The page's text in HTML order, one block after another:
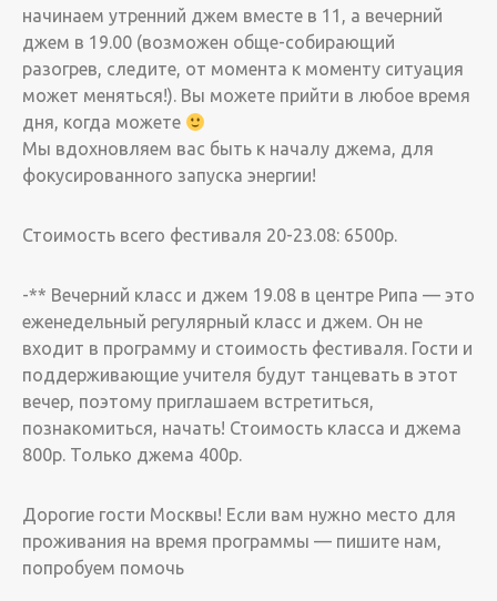
начинаем утренний джем вместе в 11, а вечерний
джем в 19.00 (возможен обще-собирающий
разогрев, следите, от момента к моменту ситуация
может меняться!). Вы можете прийти в любое время
дня, когда можете
Мы вдохновляем вас быть к началу джема, для
фокусированного запуска энергии!
Стоимость всего фестиваля 20-23.08: 6500р.
-** Вечерний класс и джем 19.08 в центре Рипа — это
еженедельный регулярный класс и джем. Он не
входит в программу и стоимость фестиваля. Гости и
поддерживающие учителя будут танцевать в этот
вечер, поэтому приглашаем встретиться,
познакомиться, начать! Стоимость класса и джема
800р. Только джема 400р.
Дорогие гости Москвы! Если вам нужно место для
проживания на время программы — пишите нам,
попробуем помочь